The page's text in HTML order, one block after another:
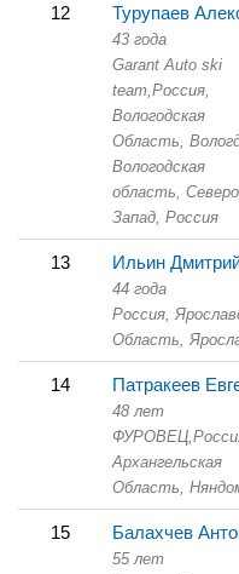
12 Турупаев
43 года
Garant Auto ski
team,Россия,
Вологодская
Область,
Вологодская
область,
Запад, Россия
13 Ильин
44 года
Россия,
Область,
14 Патракеев
48 лет
ФУРОВЕЦ,
Архангельская
Область,
15 Балахчев
55 лет